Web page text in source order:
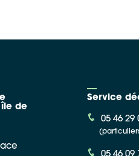
de
Service
05 46 29